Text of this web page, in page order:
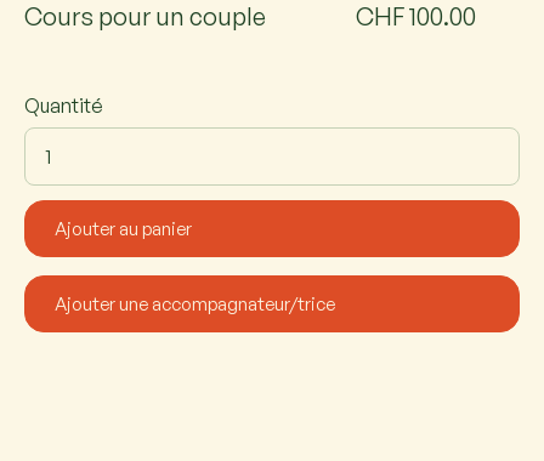
Cours pour un couple
CHF 100.00
Quantité